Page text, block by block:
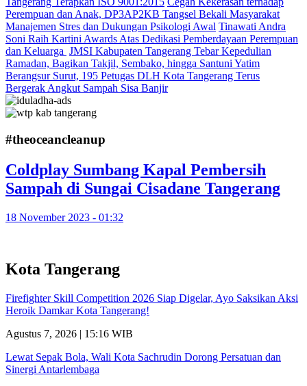
Perempuan dan Anak, DP3AP2KB Tangsel Bekali Masyarakat
Manajemen Stres dan Dukungan Psikologi Awal Tinawati Andra
Soni Raih Kartini Awards Atas Dedikasi Pemberdayaan Perempuan
dan Keluarga JMSI Kabupaten Tangerang Tebar Kepedulian
Ramadan, Bagikan Takjil, Sembako, hingga Santuni Yatim
Berangsur Surut, 195 Petugas DLH Kota Tangerang Terus
Bergerak Angkut Sampah Sisa Banjir
#theoceancleanup
Coldplay Sumbang Kapal Pembersih
Sampah di Sungai Cisadane Tangerang
18 November 2023 - 01:32
Kota Tangerang
Firefighter Skill Competition 2026 Siap Digelar, Ayo Saksikan Aksi
Heroik Damkar Kota Tangerang!
Agustus 7, 2026 | 15:16 WIB
Lewat Sepak Bola, Wali Kota Sachrudin Dorong Persatuan dan
Sinergi Antarlembaga